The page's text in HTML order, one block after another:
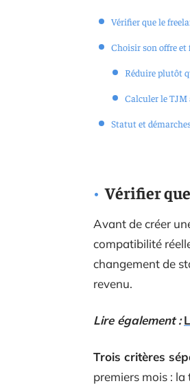
Vérifier que le
Choisir son offre
Réduire plutôt
Calculer le TJM
Statut et
Vérifier
Avant de créer
compatibilité
changement de
revenu.
Lire également :
Trois critères
premiers mois :